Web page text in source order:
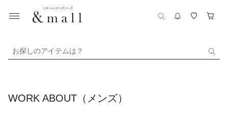
お探しのアイテムは？
WORK ABOUT（メンズ）